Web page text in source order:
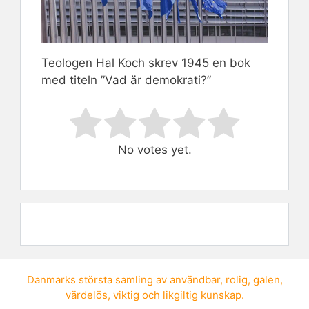
Teologen Hal Koch skrev 1945 en bok
med titeln ”Vad är demokrati?”
Rate this item:
Submit Rating
No votes yet.
Danmarks största samling av användbar, rolig, galen,
värdelös, viktig och likgiltig kunskap.